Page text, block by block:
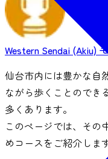
Western Sendai (Akiu)
仙台市内には豊かな自
ながら歩くことのでき
多くあります。
このページでは、その
めコースをご紹介しま